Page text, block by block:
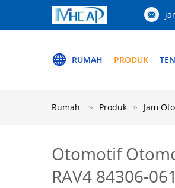
RUMAH PRODUK
Rumah Produk Jam
Otomotif
RAV4 84306-